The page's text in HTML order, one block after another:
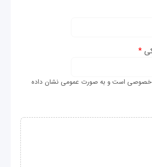
*
خصوصی است و به صورت عمومی نشان داده